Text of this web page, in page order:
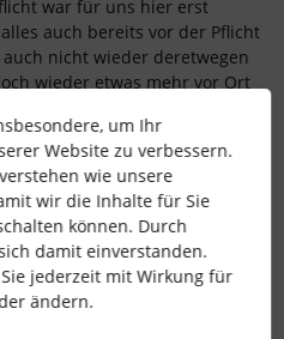
war für uns hier erst
auch bereits vor der Pflicht
nicht wieder deretwegen
wieder etwas mehr vor Ort
“gelitten”, manche
schon lange nicht mehr
Woche anwesend sind und ein
für mich nicht ersetzen
mit meinen
Kein Bewerber wollte
um Ihr
Website zu verbessern.
wie unsere
wir die Inhalte für Sie
können. Durch
damit einverstanden.
jederzeit mit Wirkung für
ändern.